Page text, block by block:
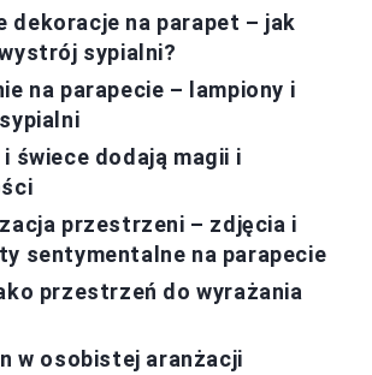
dekoracje na parapet – jak
sypialni?
na parapecie – lampiony i
i świece dodają magii i
przestrzeni – zdjęcia i
sentymentalne na parapecie
przestrzeń do wyrażania
w osobistej aranżacji